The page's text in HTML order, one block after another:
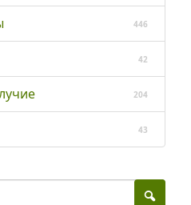
446
42
204
43